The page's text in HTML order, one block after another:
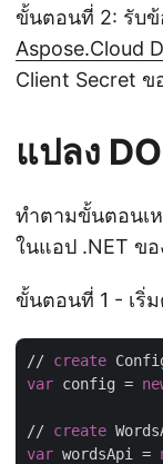
ขั้นตอนที่ 2: รับข้
Aspose.Cloud
Client Secret ข
แปลง
ทำตามขั้นตอนเห
ในแอป .NET ข
ขั้นตอนที่ 1 - เริ่
// create
var config =
// create
var wordsApi =